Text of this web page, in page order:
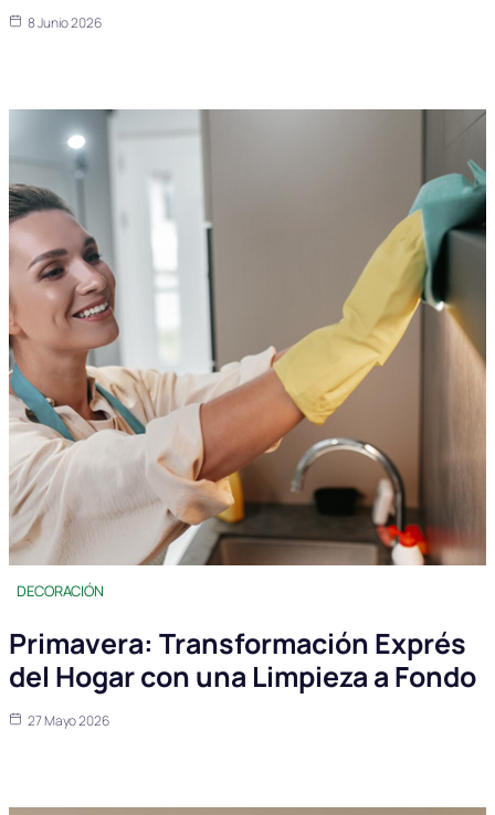
8 Junio 2026
DECORACIÓN
Primavera: Transformación Exprés
del Hogar con una Limpieza a Fondo
27 Mayo 2026